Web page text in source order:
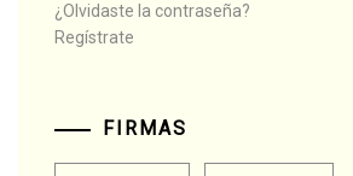
¿Olvidaste la contraseña?
Regístrate
FIRMAS